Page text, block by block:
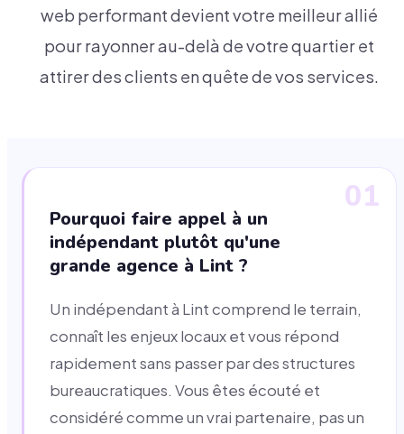
web performant devient votre meilleur allié
pour rayonner au-delà de votre quartier et
attirer des clients en quête de vos services.
01
Pourquoi faire appel à un
indépendant plutôt qu'une
grande agence à Lint ?
Un indépendant à Lint comprend le terrain,
connaît les enjeux locaux et vous répond
rapidement sans passer par des structures
bureaucratiques. Vous êtes écouté et
considéré comme un vrai partenaire, pas un